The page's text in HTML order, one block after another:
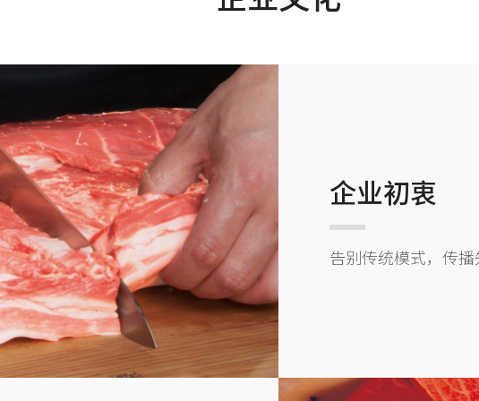
企业初衷
告别传统模式，传